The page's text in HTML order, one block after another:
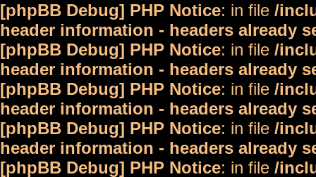
[phpBB Debug] PHP Notice: in file /
header information - headers already
[phpBB Debug] PHP Notice: in file /
header information - headers already
[phpBB Debug] PHP Notice: in file /
header information - headers already
[phpBB Debug] PHP Notice: in file /
header information - headers already
[phpBB Debug] PHP Notice: in file /